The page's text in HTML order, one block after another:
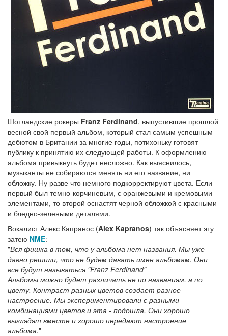
Шотландские рокеры Franz Ferdinand, выпустившие прошлой
весной свой первый альбом, который стал самым успешным
дебютом в Британии за многие годы, потихоньку готовят
публику к принятию их следующей работы. К оформлению
альбома привыкнуть будет несложно. Как выяснилось,
музыканты не собираются менять ни его название, ни
обложку. Ну разве что немного подкорректируют цвета. Если
первый был темно-корчиневым, с оранжевыми и кремовыми
элементами, то второй оснастят черной обложкой с красными
и бледно-зелеными деталями.
Вокалист Алекс Капранос (Alex Kapranos) так объясняет эту
затею NME:
"Вся фишка в том, что у альбома нет названия. Мы уже
давно решили, что не будем давать имен альбомам. Они
все будут называться "Franz Ferdinand"
Альбомы можно будет различать не по названиям, а по
цвету. Контраст разных цветов создает разное
настроение. Мы экспериментировали с разными
комбинациями цветов и эта - подошла. Они хорошо
выглядят вместе и хорошо передают настроение
альбома."